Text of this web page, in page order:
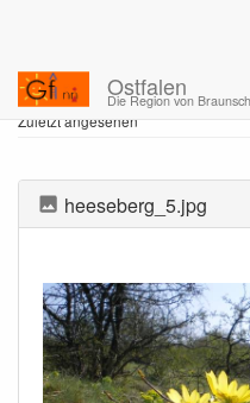
Ostfalen
Die Region von
Sie befinden sich hier Home
Zuletzt angesehen
heeseberg_5.jpg